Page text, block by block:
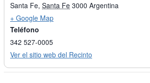
Santa Fe, Santa Fe 3000 Argentina
+ Google Map
Teléfono
342 527-0005
Ver el sitio web del Recinto